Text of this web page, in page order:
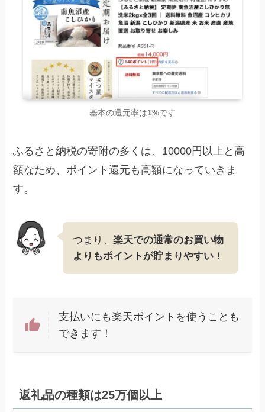
基本の還元率は1%です
ふるさと納税の寄附の多くは、10000円以上と高
額なため、ポイント還元も高額になっていきま
す。
つまり、楽天での通常のお買い物
よりもポイントが貯まりやすい ！
支払いにも楽天ポイントを使うことも
できます！
返礼品の種類は25万個以上